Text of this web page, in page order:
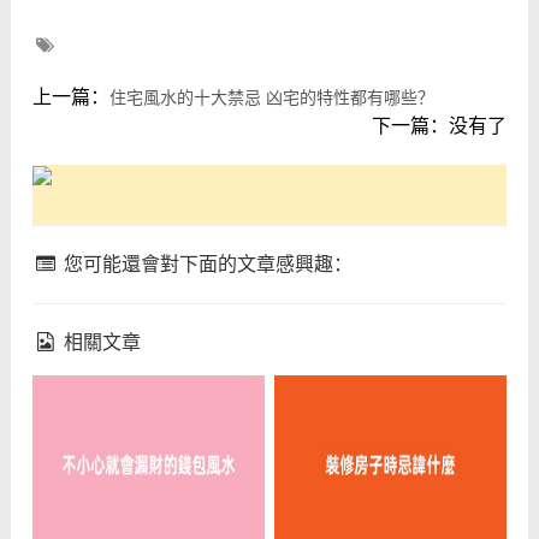
上一篇： 住宅風水的十大禁忌 凶宅的特性都有哪些？
下一篇：没有了
您可能還會對下面的文章感興趣：
相關文章